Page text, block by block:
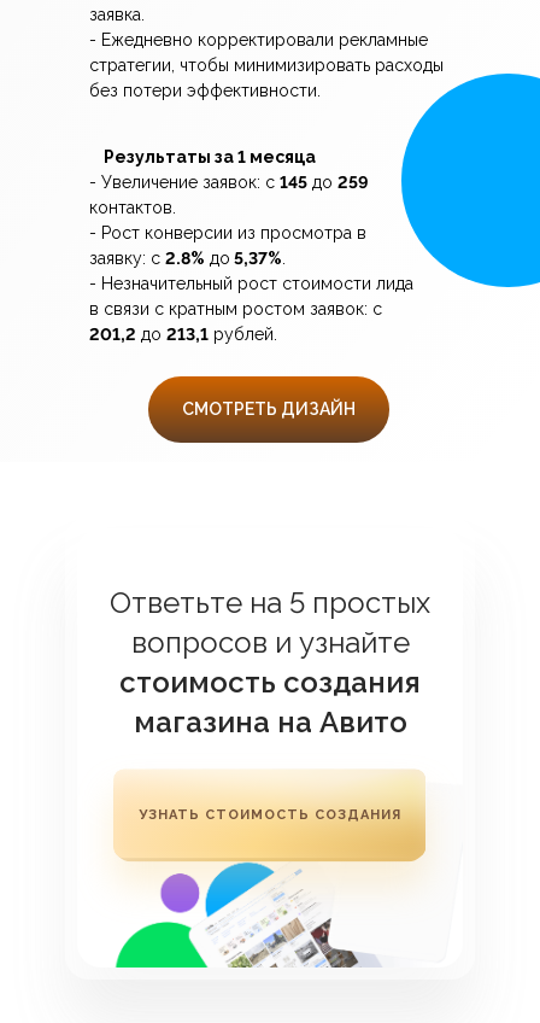
заявка.
- Ежедневно корректировали рекламные
стратегии, чтобы минимизировать расходы
без потери эффективности.
Результаты за 1 месяца
- Увеличение заявок: с 145 до 259
контактов.
- Рост конверсии из просмотра в
заявку: с 2.8% до 5,37%
- Незначительный рост стоимости лида
в связи с кратным ростом заявок: с
201,2 до 213,1 рублей.
СМОТРЕТЬ ДИЗАЙН
Ответьте на 5 простых
вопросов и узнайте
стоимость создания
магазина на Авито
УЗНАТЬ СТОИМОСТЬ СОЗДАНИЯ